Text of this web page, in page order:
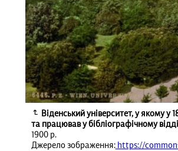
Віденський університет, у якому у
та працював у бібліографічному
1900 р.
Джерело зображення:https://